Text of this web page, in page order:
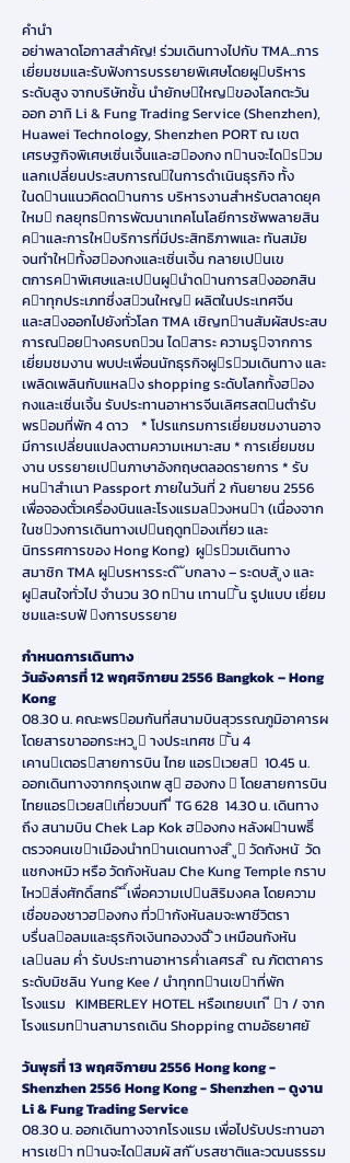
คํานํา
อย่าพลาดโอกาสสําคัญ! ร่วมเดินทางไปกับ TMA...การ
เยี่ยมชมและรับฟังการบรรยายพิเศษโดยผูบริหาร
ระดับสูง จากบริษัทชั้น นํายักษใหญของโลกตะวัน
ออก อาทิ Li & Fung Trading Service (Shenzhen),
Huawei Technology, Shenzhen PORT ณ เขต
เศรษฐกิจพิเศษเซิ่นเจิ้นและฮองกง ทานจะไดรวม
แลกเปลี่ยนประสบการณในการดําเนินธุรกิจ ทั้ง
ในดานแนวคิดดานการ บริหารงานสําหรับตลาดยุค
ใหม กลยุทธการพัฒนาเทคโนโลยีการซัพพลายสิน
คาและการใหบริการที่มีประสิทธิภาพและ ทันสมัย
จนทําใหทั้งฮองกงและเซิ่นเจิ้น กลายเปนเข
ตการคาพิเศษและเปนผูนําดานการสงออกสิน
คาทุกประเภทซึ่งสวนใหญ ผลิตในประเทศจีน
และสงออกไปยังทั่วโลก TMA เชิญทานสัมผัสประสบ
การณอยางครบถวน ไดสาระ ความรูจากการ
เยี่ยมชมงาน พบปะเพื่อนนักธุรกิจผูรวมเดินทาง และ
เพลิดเพลินกับแหลง shopping ระดับโลกทั้งฮอง
กงและเซิ่นเจิ้น รับประทานอาหารจีนเลิศรสตนตํารับ
พรอมที่พัก 4 ดาว * โปรแกรมการเยี่ยมชมงานอาจ
มีการเปลี่ยนแปลงตามความเหมาะสม * การเยี่ยมชม
งาน บรรยายเปนภาษาอังกฤษตลอดรายการ * รับ
หนาสําเนา Passport ภายในวันที่ 2 กันยายน 2556
เพื่อจองตั๋วเครื่องบินและโรงแรมลวงหนา (เนื่องจาก
ในชวงการเดินทางเปนฤดูทองเที่ยว และ
นิทรรศการของ Hong Kong) ผูรวมเดินทาง
สมาชิก TMA ผูบรหารระด ิ ับกลาง – ระดบสั ูง และ
ผูสนใจทั่วไป จํานวน 30 ทาน เทาน ั้น รูปแบบ เยี่ยม
ชมและรบฟั งการบรรยาย
กําหนดการเดินทาง
วันอังคารที่ 12 พฤศจิกายน 2556 Bangkok – Hong
Kong
08.30 น. คณะพรอมกันที่สนามบินสุวรรณภูมิอาคารผ
โดยสารขาออกระหว ู างประเทศช  ั้น 4
เคานเตอรสายการบิน ไทย แอรเวยส 10.45 น.
ออกเดินทางจากกรุงเทพ สู ฮองกง  โดยสายการบิน
ไทยแอรเวยสเที่ยวบนทิ ี่ TG 628 14.30 น. เดินทาง
ถึง สนามบิน Chek Lap Kok ฮองกง หลังผานพธิี
ตรวจคนเขาเมืองนําทานเดนทางส ิ ู วัดกังหนั วัด
แชกงหมิว หรือ วัดกังหันลม Che Kung Temple กราบ
ไหวสิ่งศักดิ์สทธ ิ ิ์เพื่อความเปนสิริมงคล โดยความ
เชื่อของชาวฮองกง ที่วากังหันลมจะพาชีวิตรา
บรื่นลอลมและธุรกิจเงินทองวงฉิ่ ิว เหมือนกังหัน
เลนลม ค่ํา รับประทานอาหารค่ําเลศรส ิ ณ ภัตตาคาร
ระดับมิชลิน Yung Kee / นําทุกทานเขาที่พัก
โรงแรม KIMBERLEY HOTEL หรือเทยบเท ี า / จาก
โรงแรมทานสามารถเดิน Shopping ตามอัธยาศยั
วันพุธที่ 13 พฤศจิกายน 2556 Hong kong -
Shenzhen 2556 Hong Kong - Shenzhen – ดูงาน
Li & Fung Trading Service
08.30 น. ออกเดินทางจากโรงแรม เพื่อไปรับประทานอา
หารเชา ทานจะไดสมผั สกั ับรสชาติและวฒนธรรม